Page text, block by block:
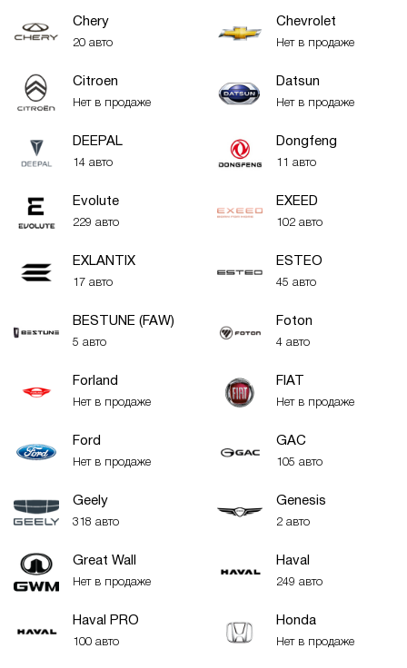
Chery
20 авто
Chevrolet
Нет в продаже
Citroen
Нет в продаже
Datsun
Нет в продаже
DEEPAL
14 авто
Dongfeng
11 авто
Evolute
229 авто
EXEED
102 авто
EXLANTIX
17 авто
ESTEO
45 авто
BESTUNE (FAW)
5 авто
Foton
4 авто
Forland
Нет в продаже
FIAT
Нет в продаже
Ford
Нет в продаже
GAC
105 авто
Geely
318 авто
Genesis
2 авто
Great Wall
Нет в продаже
Haval
249 авто
Haval PRO
100 авто
Honda
Нет в продаже